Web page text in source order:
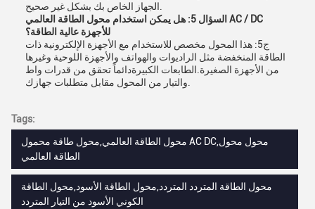
السؤال 5: هل يمكن استخدام محول الطاقة العالمي AC / DC
للأجهزة عالية الطاقة؟
ج5: هذا المحول مخصص للاستخدام مع الأجهزة الإلكترونية ذات
الطاقة المنخفضة مثل الراديوات والهواتف والأجهزة اللوحية وغيرها
من الأجهزة الصغيرة.الطابعات الكبيرةدائماً تحقق من قدرات واط
Tags:
محول الطاقة العالمي,محول طاقة محمول AC DC,محول محول
الطاقة العالمي
محول الطاقة المتردد المتردد,محول الطاقة الأسود,محول الطاقة
الكوني الأسود من التيار المتردد